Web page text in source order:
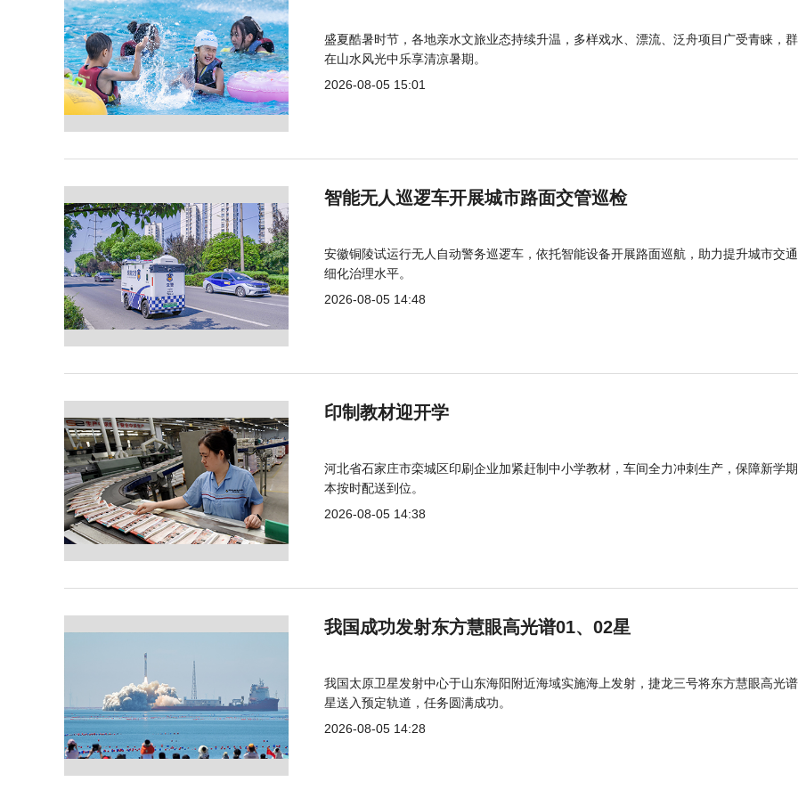
盛夏酷暑时节，各地亲水文旅业态持续升温，多样戏水、漂流、泛舟项目广受青睐，
在山水风光中乐享清凉暑期。
2026-08-05 15:01
智能无人巡逻车开展城市路面交管巡检
安徽铜陵试运行无人自动警务巡逻车，依托智能设备开展路面巡航，助力提升城市交
细化治理水平。
2026-08-05 14:48
印制教材迎开学
河北省石家庄市栾城区印刷企业加紧赶制中小学教材，车间全力冲刺生产，保障新学
本按时配送到位。
2026-08-05 14:38
我国成功发射东方慧眼高光谱01、02星
我国太原卫星发射中心于山东海阳附近海域实施海上发射，捷龙三号将东方慧眼高光
星送入预定轨道，任务圆满成功。
2026-08-05 14:28